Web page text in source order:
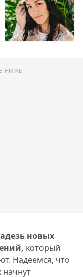
НИЖЕ
новых
который
Надеемся, что